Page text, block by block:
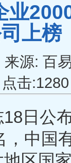
业
上榜
源: 百
击:1280
日公
，中国